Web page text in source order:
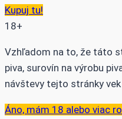
Kupuj tu!
18+
Vzhľadom na to, že táto
piva, surovín na výrobu
návštevy tejto stránky
Áno, mám 18 alebo viac